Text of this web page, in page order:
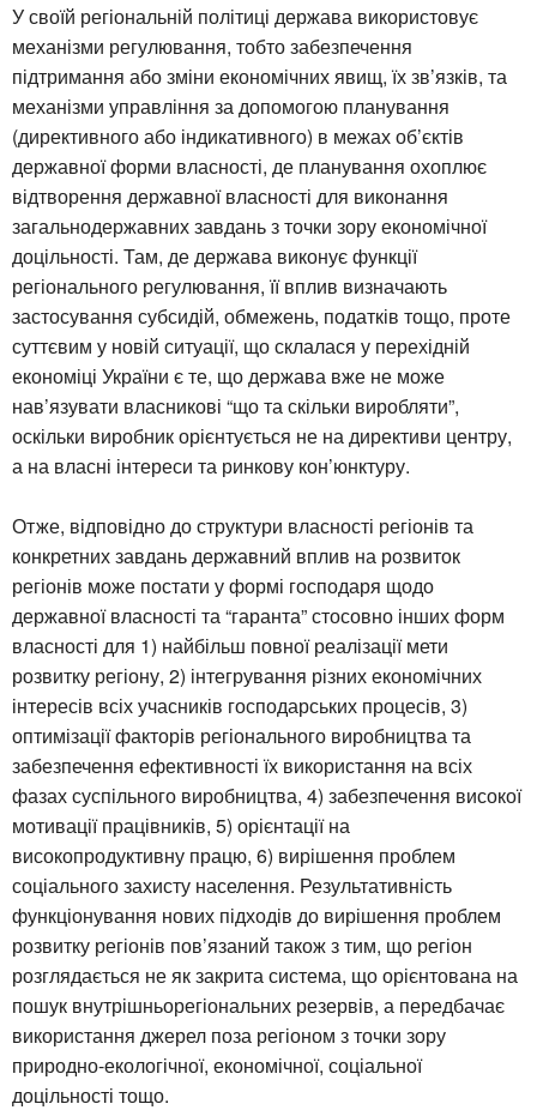
У своїй регіональній політиці держава використовує
механізми регулювання, тобто забезпечення
підтримання або зміни економічних явищ, їх зв’язків, та
механізми управління за допомогою планування
(директивного або індикативного) в межах об’єктів
державної форми власності, де планування охоплює
відтворення державної власності для виконання
загальнодержавних завдань з точки зору економічної
доцільності. Там, де держава виконує функції
регіонального регулювання, її вплив визначають
застосування субсидій, обмежень, податків тощо, проте
суттєвим у новій ситуації, що склалася у перехідній
економіці України є те, що держава вже не може
нав’язувати власникові “що та скільки виробляти”,
оскільки виробник орієнтується не на директиви центру,
а на власні інтереси та ринкову кон’юнктуру.
Отже, відповідно до структури власності регіонів та
конкретних завдань державний вплив на розвиток
регіонів може постати у формі господаря щодо
державної власності та “гаранта” стосовно інших форм
власності для 1) найбільш повної реалізації мети
розвитку регіону, 2) інтегрування різних економічних
інтересів всіх учасників господарських процесів, 3)
оптимізації факторів регіонального виробництва та
забезпечення ефективності їх використання на всіх
фазах суспільного виробництва, 4) забезпечення високої
мотивації працівників, 5) орієнтації на
високопродуктивну працю, 6) вирішення проблем
соціального захисту населення. Результативність
функціонування нових підходів до вирішення проблем
розвитку регіонів пов’язаний також з тим, що регіон
розглядається не як закрита система, що орієнтована на
пошук внутрішньорегіональних резервів, а передбачає
використання джерел поза регіоном з точки зору
природно-екологічної, економічної, соціальної
доцільності тощо.